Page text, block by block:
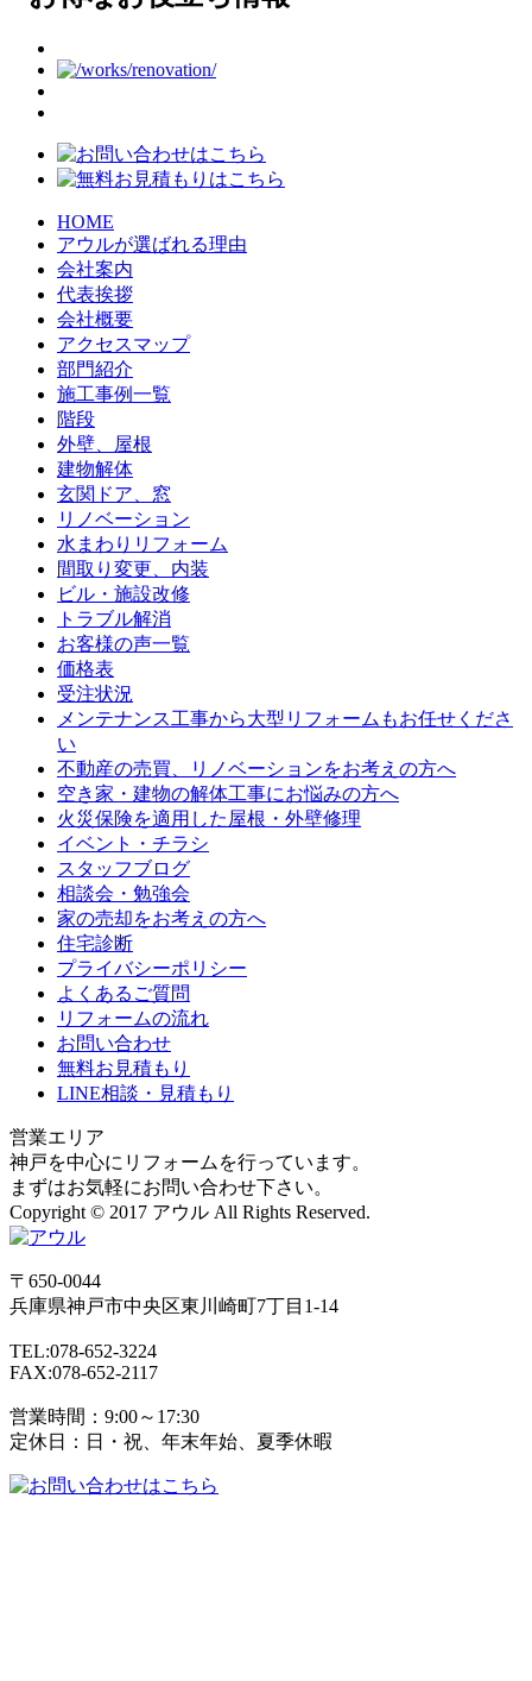
HOME
アウルが選ばれる理由
会社案内
代表挨拶
会社概要
アクセスマップ
部門紹介
施工事例一覧
階段
外壁、屋根
建物解体
玄関ドア、窓
リノベーション
水まわりリフォーム
間取り変更、内装
ビル・施設改修
トラブル解消
お客様の声一覧
価格表
受注状況
メンテナンス工事から大型リフォームもお任せくださ
い
不動産の売買、リノベーションをお考えの方へ
空き家・建物の解体工事にお悩みの方へ
火災保険を適用した屋根・外壁修理
イベント・チラシ
スタッフブログ
相談会・勉強会
家の売却をお考えの方へ
住宅診断
プライバシーポリシー
よくあるご質問
リフォームの流れ
お問い合わせ
無料お見積もり
LINE相談・見積もり
営業エリア
神戸を中心にリフォームを行っています。
まずはお気軽にお問い合わせ下さい。
Copyright © 2017 アウル All Rights Reserved.
〒650-0044
兵庫県神戸市中央区東川崎町7丁目1-14
TEL:078-652-3224
FAX:078-652-2117
営業時間：9:00～17:30
定休日：日・祝、年末年始、夏季休暇